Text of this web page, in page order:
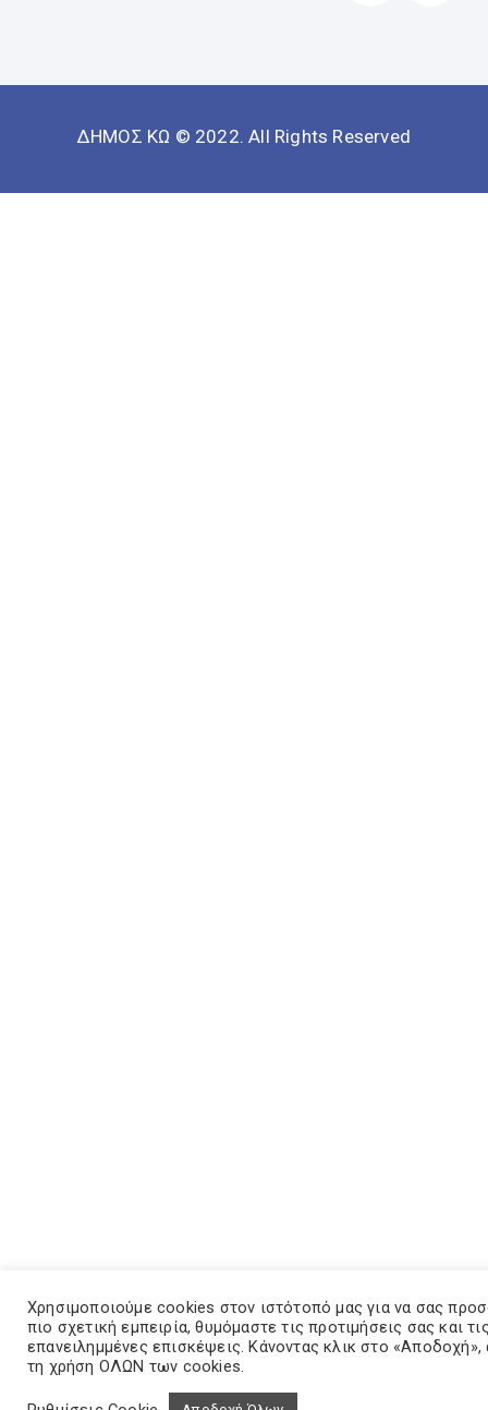
ΔΗΜΟΣ ΚΩ © 2022. All Rights Reserved
Χρησιμοποιούμε cookies στον ιστότοπό μας για να σας
πιο σχετική εμπειρία, θυμόμαστε τις προτιμήσεις σας και
επανειλημμένες επισκέψεις. Κάνοντας κλικ στο
τη χρήση ΟΛΩΝ των cookies.